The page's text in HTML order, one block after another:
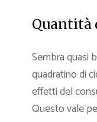
Quantità
Sembra quasi
quadratino di
effetti del
Questo vale